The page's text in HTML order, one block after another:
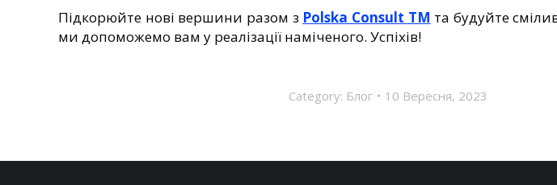
Підкорюйте нові вершини разом з Polska Consult TM та будуйте
ми допоможемо вам у реалізації наміченого. Успіхів!
Category: Блог 10 Вересня, 2023